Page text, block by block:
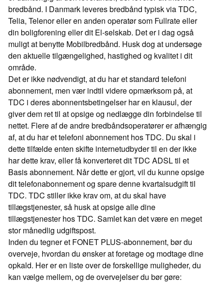
bredbånd. I Danmark leveres bredbånd typisk via TDC,
Telia, Telenor eller en anden operatør som Fullrate eller
din boligforening eller dit El-selskab. Det er i dag også
muligt at benytte Mobilbredbånd. Husk dog at undersøge
den aktuelle tilgængelighed, hastighed og kvalitet i dit
område.
Det er ikke nødvendigt, at du har et standard telefoni
abonnement, men vær indtil videre opmærksom på, at
TDC i deres abonnentsbetingelser har en klausul, der
giver dem ret til at opsige og nedlægge din forbindelse til
nettet. Flere af de andre bredbåndsoperatører er afhængig
af, at du har et telefoni abonnement hos TDC. Du skal i
dette tilfælde enten skifte internetudbyder til en der ikke
har dette krav, eller få konverteret dit TDC ADSL til et
Basis abonnement. Når dette er gjort, vil du kunne opsige
dit telefonabonnement og spare denne kvartalsudgift til
TDC. TDC stiller ikke krav om, at du skal have
tillægstjenester, så husk at opsige alle dine
tillægstjenester hos TDC. Samlet kan det være en meget
stor månedlig udgiftspost.
Inden du tegner et FONET PLUS-abonnement, bør du
overveje, hvordan du ønsker at foretage og modtage dine
opkald. Her er en liste over de forskellige muligheder, du
kan vælge mellem, og de overvejelser du bør gøre: